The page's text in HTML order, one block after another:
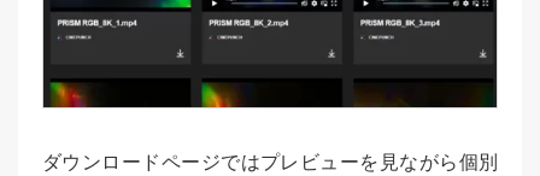
ダウンロードページではプレビューを見ながら個別